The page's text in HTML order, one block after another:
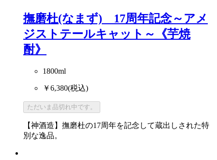
撫磨杜(なまず) 17周年記念～アメ
ジストテールキャット～《芋焼
酎》
1800ml
￥6,380(税込)
ただいま品切れ中です。
【神酒造】撫磨杜の17周年を記念して蔵出しされた特
別な逸品。